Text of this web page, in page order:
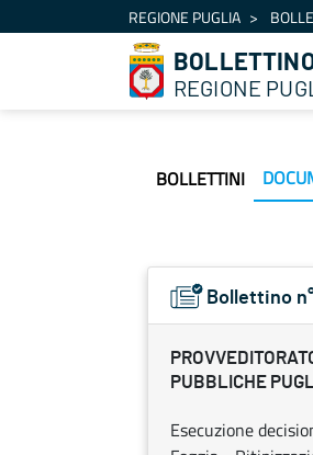
Skip to ContentREGIONE PUGLIA
REGIONE
BOLLETTINI
Bollettino
PUBBLICHE
Esecuzione